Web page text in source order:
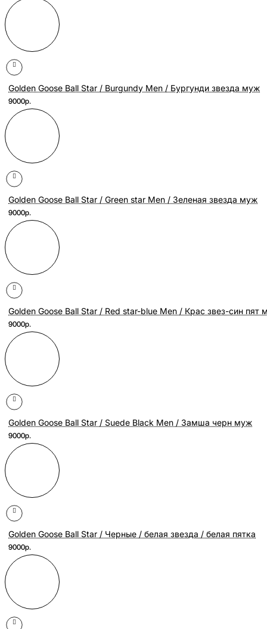
Golden Goose Ball Star / Burgundy Men / Бургунди звезда муж
9000р.
Golden Goose Ball Star / Green star Men / Зеленая звезда муж
9000р.
Golden Goose Ball Star / Red star-blue Men / Крас звез-син пят
9000р.
Golden Goose Ball Star / Suede Black Men / Замша черн муж
9000р.
Golden Goose Ball Star / Черные / белая звезда / белая пятка
9000р.